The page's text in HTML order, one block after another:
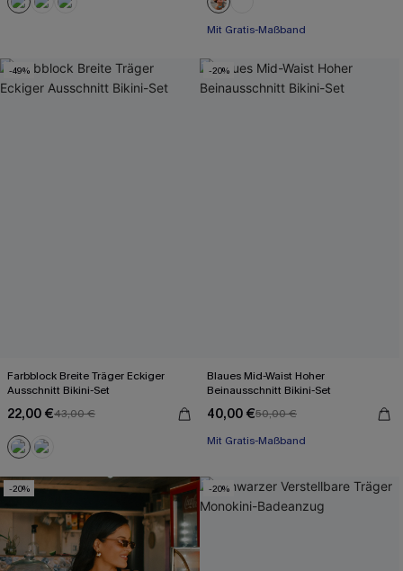
Mit Gratis-Maßband
Rüschen
-49%
Farbblock Breite Träger Eckiger
Ausschnitt Bikini-Set
22,00 €43,00 €
-20%
Blaues Mid-Waist Hoher
Beinausschnitt Bikini-Set
40,00 €50,00 €
Mit Gratis-Maßband
-20% -20%